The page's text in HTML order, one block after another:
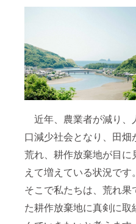
近年、農業者が減り、
口減少社会となり、田畑
荒れ、耕作放棄地が目に
えて増えている状況です。
そこで私たちは、荒れ果
た耕作放棄地に真剣に取